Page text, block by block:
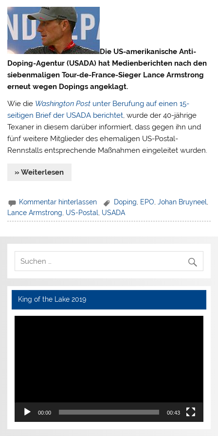
Die US-amerikanische Anti-
Doping-Agentur (USADA) hat Medienberichten nach den
siebenmaligen Tour-de-France-Sieger Lance Armstrong
erneut wegen Dopings angeklagt.
Wie die Washington Post unter Berufung auf einen 15-
seitigen Brief der USADA berichtet, wurde der 40-jährige
Texaner in diesem darüber informiert, dass gegen ihn und
fünf weitere Mitglieder des ehemaligen US-Postal-
Rennstalls entsprechende Maßnahmen eingeleitet wurden.
» Weiterlesen
Kommentar hinterlassen Doping EPO ,Johan Bruyneel
Lance Armstrong US-Postal USADA
King of the Lake 2019
Video-
00:00 00:43